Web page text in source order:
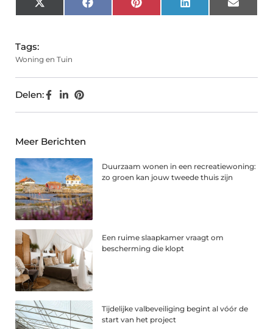
X
(Twitter)
FacebookPinterest LinkedIn Email
Tags:
Woning en Tuin
Delen:
Meer Berichten
Duurzaam wonen in een recreatiewoning:
zo groen kan jouw tweede thuis zijn
Een ruime slaapkamer vraagt om
bescherming die klopt
Tijdelijke valbeveiliging begint al vóór de
start van het project